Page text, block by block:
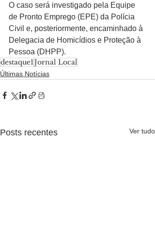
O caso será investigado pela Equipe
de Pronto Emprego (EPE) da Polícia
Civil e, posteriormente, encaminhado à
Delegacia de Homicídios e Proteção à
Pessoa (DHPP).
destaque1 Jornal Local
Últimas Notícias
Posts recentes Ver tudo